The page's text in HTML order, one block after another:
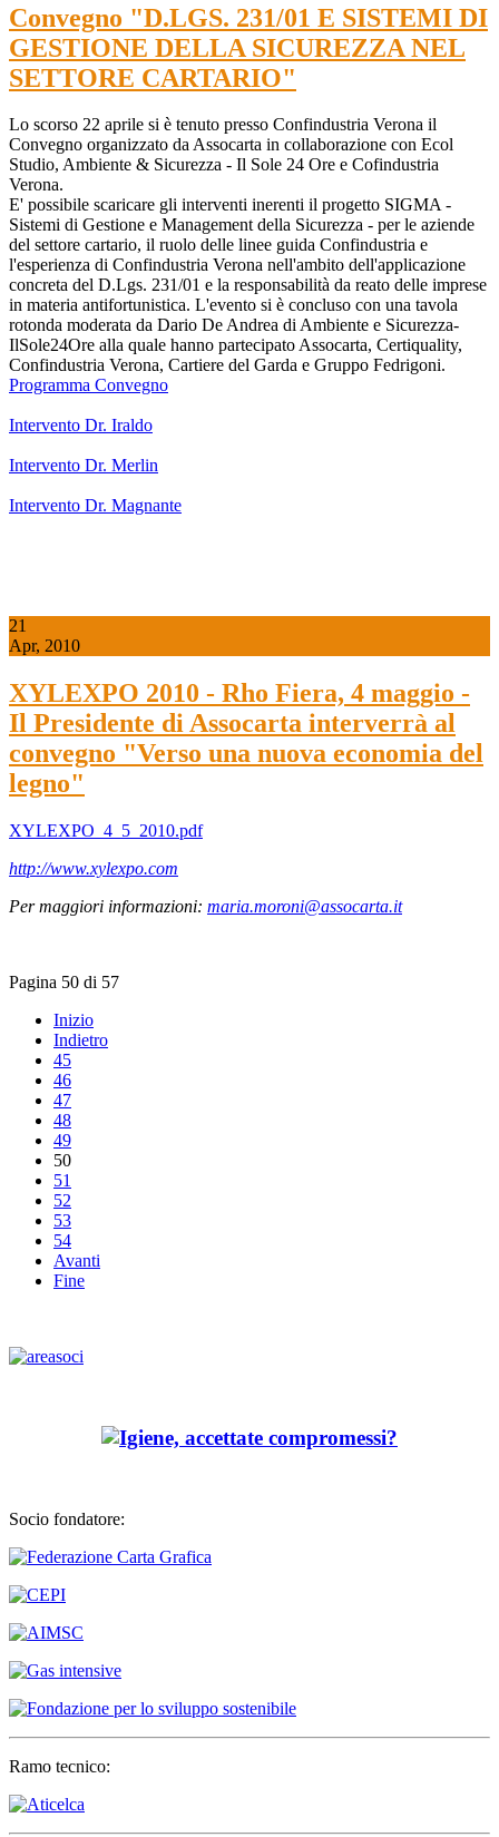
Convegno "D.LGS. 231/01 E SISTEMI DI
GESTIONE DELLA SICUREZZA NEL
SETTORE CARTARIO"
Lo scorso 22 aprile si è tenuto presso Confindustria Verona il
Convegno or­ga­niz­zato da As­so­carta in collaborazione con Ecol
Studio, Ambiente & Sicurezza - Il Sole 24 Ore e Cofindustria
Verona.
E' possibile scaricare gli interventi inerenti il progetto SIGMA -
Sistemi di Gestione e Management della Sicurezza - per le aziende
del settore cartario, il ruolo delle linee guida Confindustria e
l'esperienza di Confindustria Verona nell'ambito dell'applicazione
concreta del D.Lgs. 231/01 e la responsabilità da reato delle imprese
in materia antifortunistica. L'evento si è concluso con una tavola
rotonda moderata da Dario De Andrea di Ambiente e Sicurezza-
IlSole24Ore alla quale hanno partecipato Assocarta, Certiquality,
Confindustria Verona, Cartiere del Garda e Gruppo Fedrigoni.
Programma Convegno
Intervento Dr. Iraldo
Intervento Dr. Merlin
Intervento Dr. Magnante
21
Apr, 2010
XYLEXPO 2010 - Rho Fiera, 4 maggio -
Il Presidente di Assocarta interverrà al
convegno "Verso una nuova economia del
legno"
XYLEXPO_4_5_2010.pdf
http://www.xylexpo.com
Per maggiori informazioni: maria.moroni@assocarta.it
Pagina 50 di 57
Inizio
Indietro
45
46
47
48
49
50
51
52
53
54
Avanti
Fine
Socio fondatore:
Ramo tecnico: